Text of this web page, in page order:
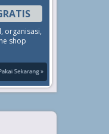
organisasi,
shop